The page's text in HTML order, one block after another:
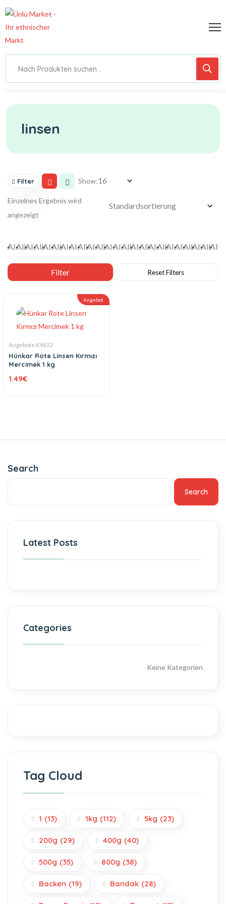
linsen
Filter Show:
Einzelnes Ergebnis wird
angezeigt
Angebot
Angebote KW32
Hünkar Rote Linsen Kırmızı
Mercimek 1 kg
1.49€
Search
Search
Latest Posts
Categories
Keine Kategorien
Tag Cloud
1 (13) 1kg (112) 5kg (23)
200g (29) 400g (40)
500g (35) 800g (38)
Backen (19) Bandak (28)